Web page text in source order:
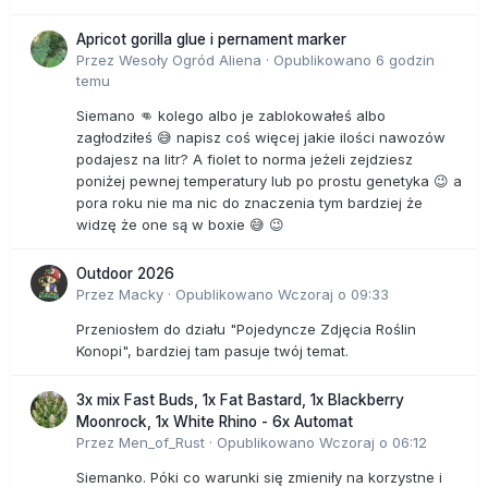
Apricot gorilla glue i pernament marker
Przez Wesoły Ogród Aliena · Opublikowano 6 godzin
temu
Siemano 👊 kolego albo je zablokowałeś albo
zagłodziłeś 😅 napisz coś więcej jakie ilości nawozów
podajesz na litr? A fiolet to norma jeżeli zejdziesz
poniżej pewnej temperatury lub po prostu genetyka 😉 a
pora roku nie ma nic do znaczenia tym bardziej że
widzę że one są w boxie 😅 😉
Outdoor 2026
Przez Macky · Opublikowano Wczoraj o 09:33
Przeniosłem do działu "Pojedyncze Zdjęcia Roślin
Konopi", bardziej tam pasuje twój temat.
3x mix Fast Buds, 1x Fat Bastard, 1x Blackberry
Moonrock, 1x White Rhino - 6x Automat
Przez Men_of_Rust · Opublikowano Wczoraj o 06:12
Siemanko. Póki co warunki się zmieniły na korzystne i